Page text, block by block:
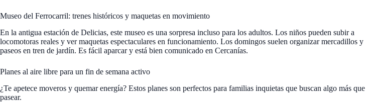
Museo del Ferrocarril: trenes históricos y maquetas en movimiento
En la antigua estación de Delicias, este museo es una sorpresa incluso para los adultos. Los niños pueden subir a
locomotoras reales y ver maquetas espectaculares en funcionamiento. Los domingos suelen organizar mercadillos y
paseos en tren de jardín. Es fácil aparcar y está bien comunicado en Cercanías.
Planes al aire libre para un fin de semana activo
¿Te apetece moveros y quemar energía? Estos planes son perfectos para familias inquietas que buscan algo más que
pasear.